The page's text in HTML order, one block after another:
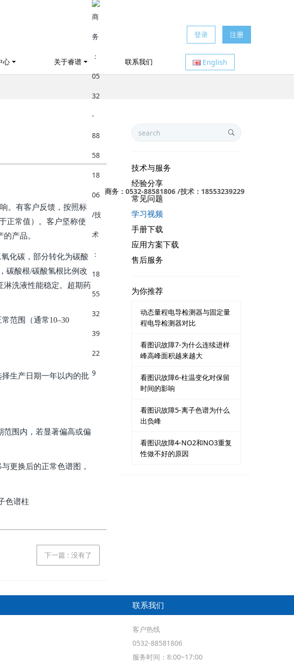
商务：0532-88581806 /技术：18553239229
登录 注册
心 关于睿谱 联系我们 English
。有客户反馈，按照标
于正常值）。客户坚称使
产品。
化碳，部分转化为碳酸
碳酸根/碳酸氢根比例改
淋洗液性能稳定。超期药
范围（通常10–30
生产日期一年以内的批
范围内，若显著偏高或偏
更换后的正常色谱图，
下一篇 :没有了
技术与服务
经验分享
常见问题
学习视频
手册下载
应用方案下载
售后服务
为你推荐
动态量程电导检测器与固定量
程电导检测器对比
看图识故障7-为什么连续进样
峰高峰面积越来越大
看图识故障6-柱温变化对保留
时间的影响
看图识故障5-离子色谱为什么
出负峰
看图识故障4-NO2和NO3重复
性做不好的原因
联系我们
客户热线
0532-88581806
服务时间：8:00~17:00